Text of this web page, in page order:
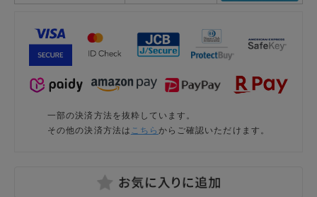
一部の決済方法を抜粋しています。
その他の決済方法は こちら からご確認いただけます。